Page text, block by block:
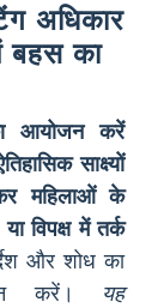
अधिकार
बहस का
आयोजन करें
साक्ष्यों
महिलाओं के
विपक्ष में तर्क
और शोध का
करें। यह